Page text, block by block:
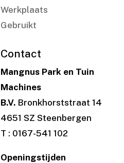
Werkplaats
Gebruikt
Contact
Mangnus Park en Tuin
Machines
B.V.Bronkhorststraat 14
4651 SZ Steenbergen
T : 0167-541 102
Openingstijden